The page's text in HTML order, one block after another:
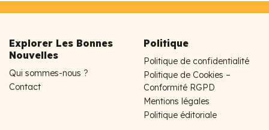
Explorer Les Bonnes
Nouvelles
Qui sommes-nous ?
Contact
Politique
Politique de confidentialité
Politique de Cookies –
Conformité RGPD
Mentions légales
Politique éditoriale